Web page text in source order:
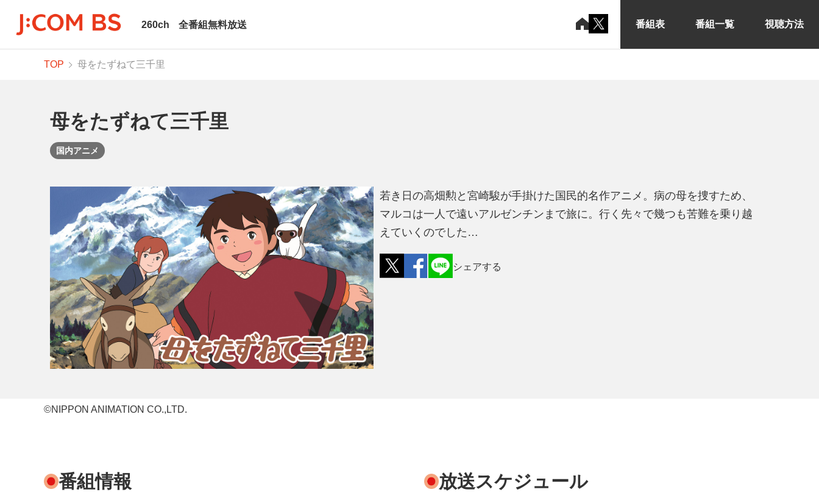
260ch 全番組無料放送 番組表 番組一覧 視聴方法
TOP 母をたずねて三千里
母をたずねて三千里
国内アニメ
若き日の高畑勲と宮崎駿が手掛けた国民的名作アニメ。病の母を捜すため、
マルコは一人で遠いアルゼンチンまで旅に。行く先々で幾つも苦難を乗り越
えていくのでした…
シェアする
©NIPPON ANIMATION CO.,LTD.
番組情報 放送スケジュール